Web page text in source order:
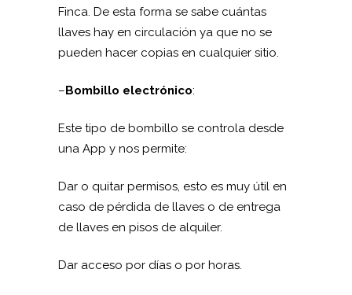
Finca. De esta forma se sabe cuántas
llaves hay en circulación ya que no se
pueden hacer copias en cualquier sitio.
–Bombillo electrónico:
Este tipo de bombillo se controla desde
una App y nos permite:
Dar o quitar permisos, esto es muy útil en
caso de pérdida de llaves o de entrega
de llaves en pisos de alquiler.
Dar acceso por días o por horas.